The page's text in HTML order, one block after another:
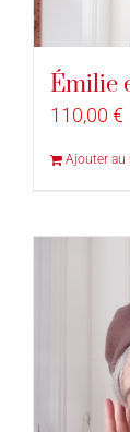
Émilie
110,00 €
Ajouter au